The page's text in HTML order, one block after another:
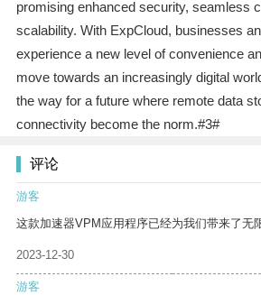
promising enhanced security, seamless
scalability. With ExpCloud, businesses
experience a new level of convenience
move towards an increasingly digital
the way for a future where remote data
connectivity become the norm.#3#
评论
游客
这款加速器VPM应用程序已经为我们带来了无
2023-12-30
游客